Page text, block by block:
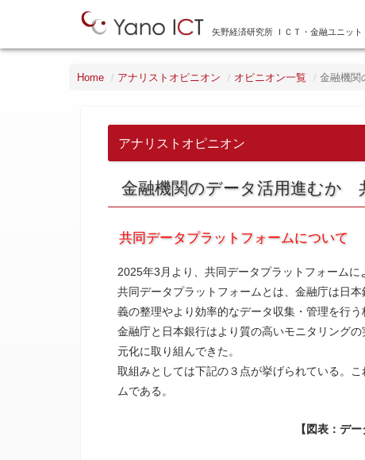
矢野経済研究所 ＩＣＴ・金融ユニット
Home アナリストオピニオン オピニオン一覧 金融機関
アナリストオピニオン
金融機関のデータ活用進むか
共同データプラットフォームについて
2025年3月より、共同データプラットフォームに
共同データプラットフォームとは、金融庁は日
義の整理やより効率的なデータ収集・管理を行う
金融庁と日本銀行はより質の高いモニタリング
元化に取り組んできた。
取組みとしては下記の３点が挙げられている。
ムである。
【図表：デ